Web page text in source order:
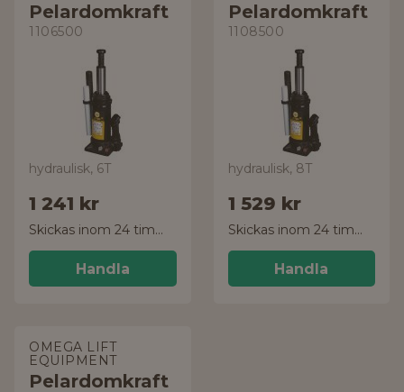
Pelardomkraft
1106500
hydraulisk, 6T
1 241 kr
Skickas inom 24 timmar!
Handla
Pelardomkraft
1108500
hydraulisk, 8T
1 529 kr
Skickas inom 24 timmar!
Handla
OMEGA LIFT
EQUIPMENT
Pelardomkraft